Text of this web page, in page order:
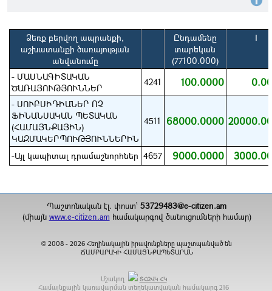
Ձեռք բերվող ապրանքի,
աշխատանքի ծառայության
անվանումը
Ընդամենը
տարեկան
(77100.000)
I
- ՄԱՍՆԱԳԻՏԱԿԱՆ
ԾԱՌԱՅՈՒԹՅՈՒՆՆԵՐ
4241 100.0000
- ՍՈՒԲՍԻԴԻԱՆԵՐ ՈՉ
ՖԻՆԱՆՍԱԿԱՆ ՊԵՏԱԿԱՆ
(ՀԱՄԱՅՆՔԱՅԻՆ)
ԿԱԶՄԱԿԵՐՊՈՒԹՅՈՒՆՆԵՐԻՆ
4511 68000.0000
-Այլ կապիտալ դրամաշնորհներ 4657 9000.0000
Պաշտոնական էլ. փոստ`53729483@e-citizen.am
(միայն www.e-citizen.am համակարգով ծանուցումների համար)
© 2008 -2026 Հեղինակային իրավունքները պաշտպանված են
ՃԱՄԲԱՐԱԿԻ ՀԱՄԱՅՆՔԱՊԵՏԱՐԱՆ
Մշակող ՏՀԶՎԿ ՀԿ
Համայնքային կառավարման տեղեկատվական համակարգ 216